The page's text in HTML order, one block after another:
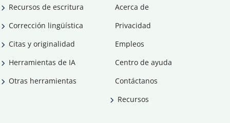
Recursos de escritura
Corrección lingüística
Citas y originalidad
Herramientas de IA
Otras herramientas
Acerca de
Privacidad
Empleos
Centro de ayuda
Contáctanos
Recursos